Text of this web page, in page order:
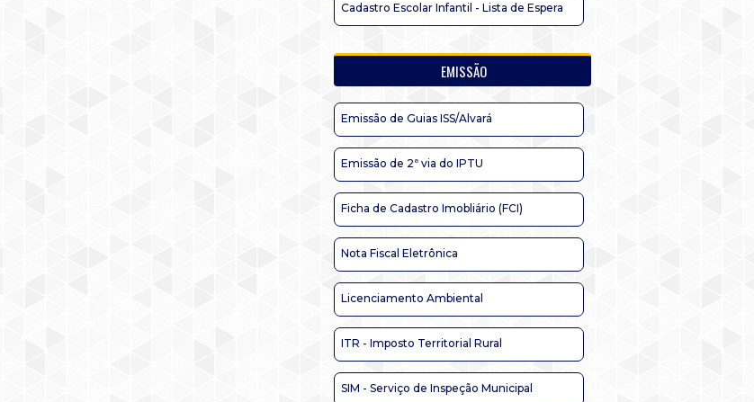
Cadastro Escolar Infantil - Lista de Espera
EMISSÃO
Emissão de Guias ISS/Alvará
Emissão de 2ª via do IPTU
Ficha de Cadastro Imobliário (FCI)
Nota Fiscal Eletrônica
Licenciamento Ambiental
ITR - Imposto Territorial Rural
SIM - Serviço de Inspeção Municipal